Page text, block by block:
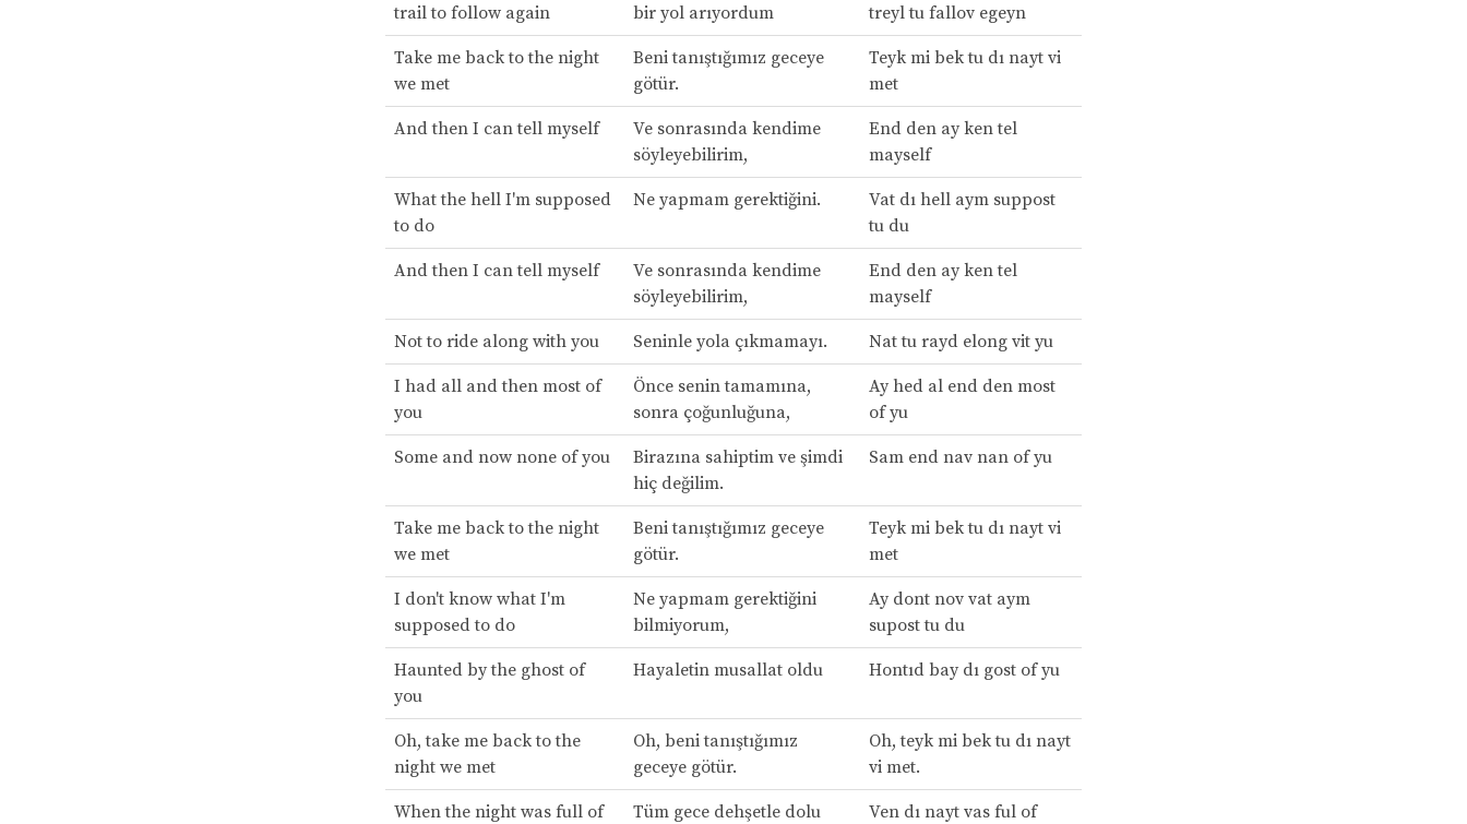
trail to follow again
bir yol arıyordum
treyl tu fallov egeyn
Take me back to the night
we met
Beni tanıştığımız geceye
götür.
Teyk mi bek tu dı nayt vi
met
And then I can tell myself
Ve sonrasında kendime
söyleyebilirim,
End den ay ken tel
mayself
What the hell I'm supposed
to do
Ne yapmam gerektiğini.
Vat dı hell aym suppost
tu du
And then I can tell myself
Ve sonrasında kendime
söyleyebilirim,
End den ay ken tel
mayself
Not to ride along with you Seninle yola çıkmamayı. Nat tu rayd elong vit yu
I had all and then most of
you
Önce senin tamamına,
sonra çoğunluğuna,
Ay hed al end den most
of yu
Some and now none of you
Birazına sahiptim ve şimdi
hiç değilim.
Sam end nav nan of yu
Take me back to the night
we met
Beni tanıştığımız geceye
götür.
Teyk mi bek tu dı nayt vi
met
I don't know what I'm
supposed to do
Ne yapmam gerektiğini
bilmiyorum,
Ay dont nov vat aym
supost tu du
Haunted by the ghost of
you
Hayaletin musallat oldu Hontıd bay dı gost of yu
Oh, take me back to the
night we met
Oh, beni tanıştığımız
geceye götür.
Oh, teyk mi bek tu dı nayt
vi met.
When the night was full of
Tüm gece dehşetle dolu
Ven dı nayt vas ful of